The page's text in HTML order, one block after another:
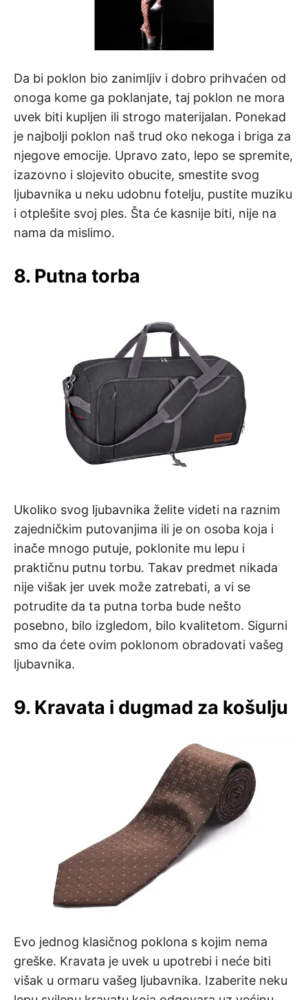
Da bi poklon bio zanimljiv i dobro prihvaćen od
onoga kome ga poklanjate, taj poklon ne mora
uvek biti kupljen ili strogo materijalan. Ponekad
je najbolji poklon naš trud oko nekoga i briga za
njegove emocije. Upravo zato, lepo se spremite,
izazovno i slojevito obucite, smestite svog
ljubavnika u neku udobnu fotelju, pustite muziku
i otplešite svoj ples. Šta će kasnije biti, nije na
nama da mislimo.
8. Putna torba
Ukoliko svog ljubavnika želite videti na raznim
zajedničkim putovanjima ili je on osoba koja i
inače mnogo putuje, poklonite mu lepu i
praktičnu putnu torbu. Takav predmet nikada
nije višak jer uvek može zatrebati, a vi se
potrudite da ta putna torba bude nešto
posebno, bilo izgledom, bilo kvalitetom. Sigurni
smo da ćete ovim poklonom obradovati vašeg
ljubavnika.
9. Kravata i dugmad za košulju
Evo jednog klasičnog poklona s kojim nema
greške. Kravata je uvek u upotrebi i neće biti
višak u ormaru vašeg ljubavnika. Izaberite neku